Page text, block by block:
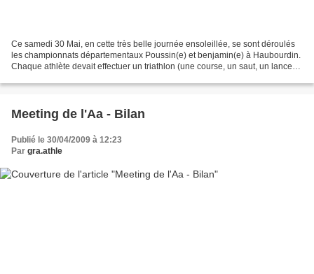
Ce samedi 30 Mai, en cette très belle journée ensoleillée, se sont déroulés
les championnats départementaux Poussin(e) et benjamin(e) à Haubourdin.
Chaque athlète devait effectuer un triathlon (une course, un saut, un lancer)
Meeting de l'Aa - Bilan
Publié le 30/04/2009 à 12:23
Par gra.athle